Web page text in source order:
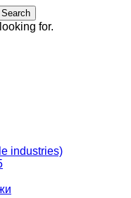
Search
for.
industries)